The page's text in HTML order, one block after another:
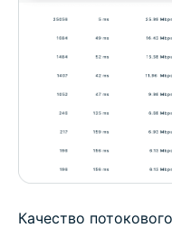
Качество